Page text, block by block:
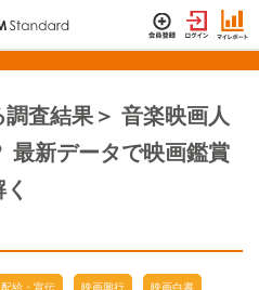
査結果＞ 音楽映画人
最新データで映画鑑賞
配給・宣伝 映画興行 映画白書